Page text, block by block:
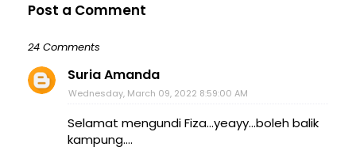
Post a Comment
24 Comments
Suria Amanda
Wednesday, March 09, 2022 8:59:00 AM
Selamat mengundi Fiza...yeayy...boleh balik
kampung....